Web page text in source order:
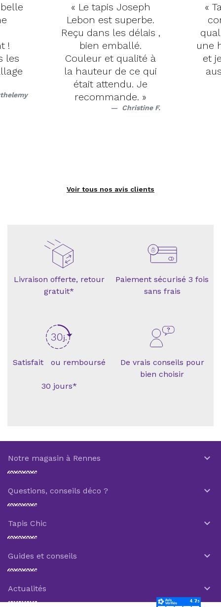
!
les
« Le tapis Joseph
Lebon est superbe.
Reçu dans les délais ,
bien emballé.
Couleur et qualité à
la hauteur de ce qui
était attendu. Je
recommande. »
Christine F.
«
une
et
Voir tous nos avis clients
Livraison offerte, retour
gratuit*
Paiement sécurisé 3 fois
sans frais
Satisfait ou remboursé
30 jours*
De vrais conseils pour
bien choisir
Notre magasin à Rennes 
Questions, conseils déco ? 
Tapis Chic 
Guides et conseils 
Actualités 